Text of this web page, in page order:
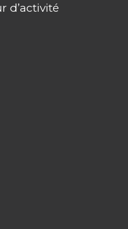
d’activité